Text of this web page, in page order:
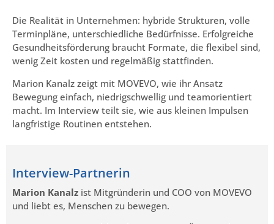
Die Realität in Unternehmen: hybride Strukturen, volle
Terminpläne, unterschiedliche Bedürfnisse. Erfolgreiche
Gesundheitsförderung braucht Formate, die flexibel sind,
wenig Zeit kosten und regelmäßig stattfinden.
Marion Kanalz zeigt mit MOVEVO, wie ihr Ansatz
Bewegung einfach, niedrigschwellig und teamorientiert
macht. Im Interview teilt sie, wie aus kleinen Impulsen
langfristige Routinen entstehen.
Interview-Partnerin
Marion Kanalz ist Mitgründerin und COO von MOVEVO
und liebt es, Menschen zu bewegen.